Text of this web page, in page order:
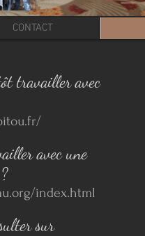
CONTACT
travailler avec
avec une
index.html
sur